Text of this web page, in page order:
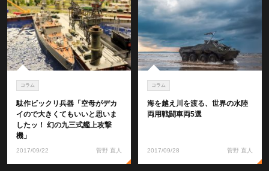
コラム
駄作ビックリ兵器「空母がデカ
イので大きくてもいいと思いま
したッ！ 幻の九三式艦上攻撃
機」
2017/09/22 菅野 直人
コラム
海を越え川を渡る、世界の水陸
両用戦闘車両5選
2017/09/28 菅野 直人